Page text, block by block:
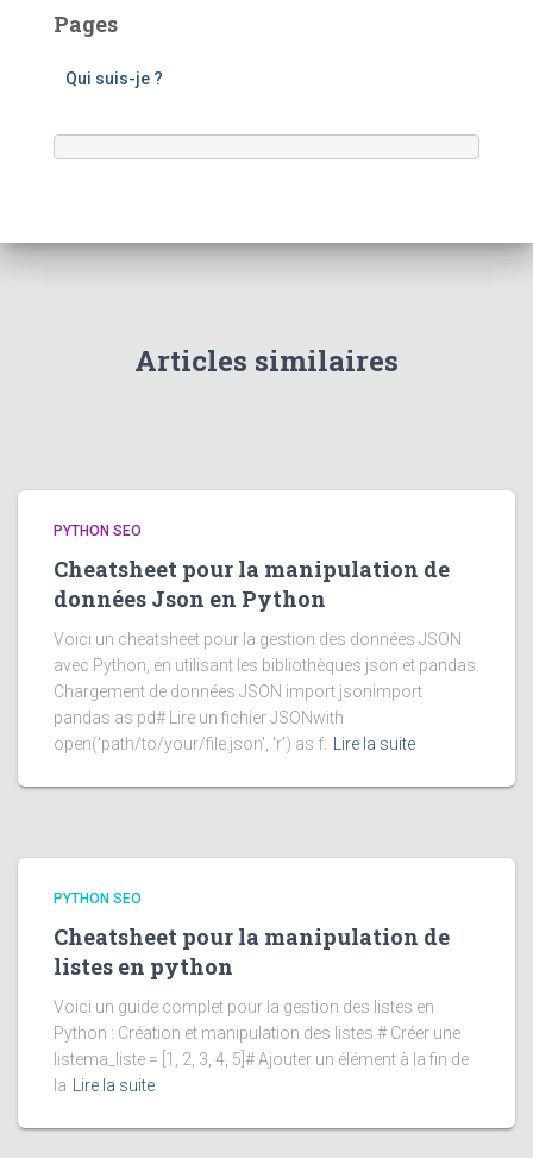
Pages
Qui suis-je ?
Articles similaires
PYTHON SEO
Cheatsheet pour la manipulation de
données Json en Python
Voici un cheatsheet pour la gestion des données JSON
avec Python, en utilisant les bibliothèques json et pandas.
Chargement de données JSON import jsonimport
pandas as pd# Lire un fichier JSONwith
open('path/to/your/file.json', 'r') as f:
Lire la suite
PYTHON SEO
Cheatsheet pour la manipulation de
listes en python
Voici un guide complet pour la gestion des listes en
Python : Création et manipulation des listes # Créer une
listema_liste = [1, 2, 3, 4, 5]# Ajouter un élément à la fin de
la
Lire la suite